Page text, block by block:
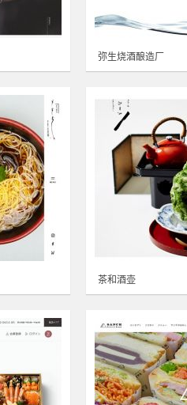
弥生烧酒酿造厂
茶和酒壶